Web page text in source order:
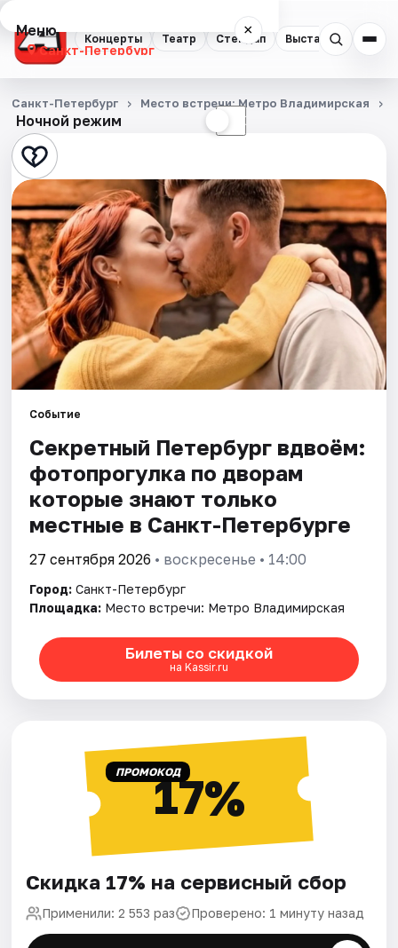
Концерты Театр Стендап Выставки
Меню ×
Санкт-Петербург
Концерты
Театр
Стендап
Выставки
Квесты
Экскурсии
Спорт
События
Города
Площадки
Артисты
Рейтинги
Ночной режим ☾
Санкт-Петербург Место встречи: Метро Владимирская
Событие
Секретный Петербург вдвоём:
фотопрогулка по дворам
которые знают только
местные в Санкт-Петербурге
27 сентября 2026 • воскресенье • 14:00
Город: Санкт-Петербург
Площадка: Место встречи: Метро Владимирская
Билеты со скидкой
на Kassir.ru
ПРОМОКОД17%
Скидка 17% на сервисный сбор
Применили: 2 553 раз Проверено: 1 минуту назад